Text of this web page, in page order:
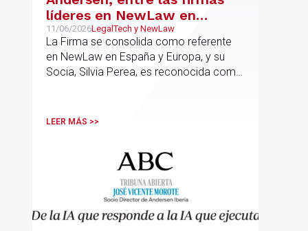
líderes en NewLaw en
España y Europa
11/06/2026LegalTech y NewLaw
La Firma se consolida como referente
en NewLaw en España y Europa, y su
Socia, Silvia Perea, es reconocida como
LEER MÁS >>